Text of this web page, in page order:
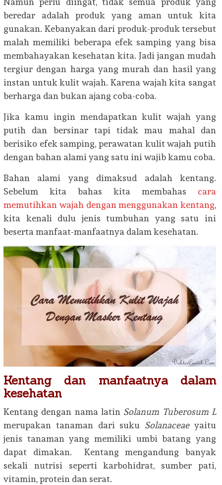
beredar adalah produk yang aman untuk kita
gunakan. Kebanyakan dari produk-produk tersebut
malah memiliki beberapa efek samping yang bisa
membahayakan kesehatan kita. Jadi jangan mudah
tergiur dengan harga yang murah dan hasil yang
instan untuk kulit wajah. Karena wajah kita sangat
berharga dan bukan ajang coba-coba.
Jika kamu ingin mendapatkan kulit wajah yang
putih dan bersinar tapi tidak mau mahal dan
berisiko efek samping, perawatan kulit wajah putih
dengan bahan alami yang satu ini wajib kamu coba.
Bahan alami yang dimaksud adalah kentang.
Sebelum kita bahas kita membahas cara
memutihkan wajah dengan menggunakan kentang,
kita kenali dulu jenis tumbuhan yang satu ini
beserta manfaat-manfaatnya dalam kesehatan.
Kentang dan manfaatnya dalam
kesehatan
Kentang dengan nama latin Solanum Tuberosum L
merupakan tanaman dari suku Solanaceaeyaitu
jenis tanaman yang memiliki umbi batang yang
dapat dimakan. Kentang mengandung banyak
sekali nutrisi seperti karbohidrat, sumber pati,
vitamin, protein dan serat.